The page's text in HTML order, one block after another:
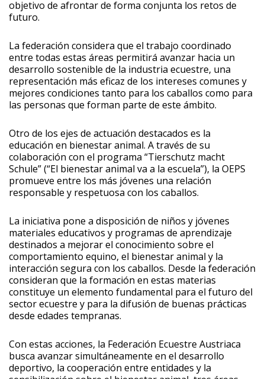
objetivo de afrontar de forma conjunta los retos de
futuro.
La federación considera que el trabajo coordinado
entre todas estas áreas permitirá avanzar hacia un
desarrollo sostenible de la industria ecuestre, una
representación más eficaz de los intereses comunes y
mejores condiciones tanto para los caballos como para
las personas que forman parte de este ámbito.
Otro de los ejes de actuación destacados es la
educación en bienestar animal. A través de su
colaboración con el programa “Tierschutz macht
Schule” (“El bienestar animal va a la escuela”), la OEPS
promueve entre los más jóvenes una relación
responsable y respetuosa con los caballos.
La iniciativa pone a disposición de niños y jóvenes
materiales educativos y programas de aprendizaje
destinados a mejorar el conocimiento sobre el
comportamiento equino, el bienestar animal y la
interacción segura con los caballos. Desde la federación
consideran que la formación en estas materias
constituye un elemento fundamental para el futuro del
sector ecuestre y para la difusión de buenas prácticas
desde edades tempranas.
Con estas acciones, la Federación Ecuestre Austriaca
busca avanzar simultáneamente en el desarrollo
deportivo, la cooperación entre entidades y la